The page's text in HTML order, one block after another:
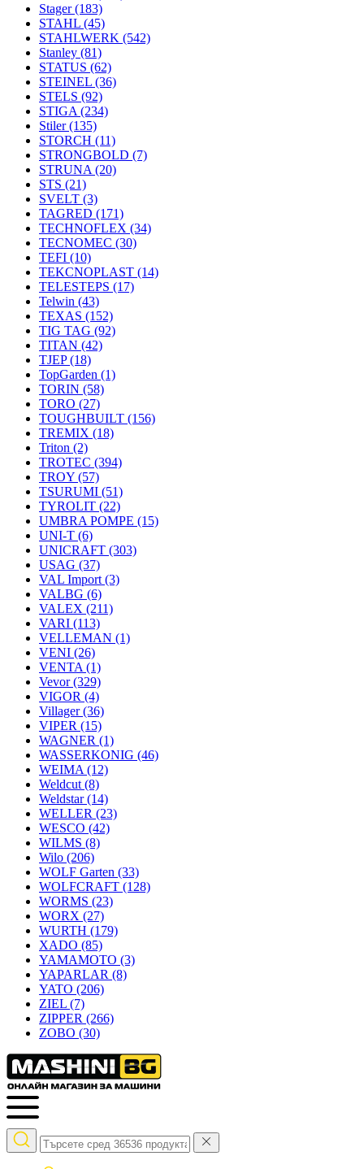
Stager(183)
STAHL (45)
STAHLWERK (542)
Stanley (81)
STATUS (62)
STEINEL (36)
STELS (92)
STIGA (234)
Stiler(135)
STORCH (11)
STRONGBOLD (7)
STRUNA (20)
STS (21)
SVELT (3)
TAGRED (171)
TECHNOFLEX (34)
TECNOMEC (30)
TEFI (10)
TEKCNOPLAST (14)
TELESTEPS (17)
Telwin (43)
TEXAS (152)
TIG TAG (92)
TITAN (42)
TJEP(18)
TopGarden (1)
TORIN (58)
TORO (27)
TOUGHBUILT (156)
TREMIX (18)
Triton (2)
TROTEC (394)
TROY (57)
TSURUMI (51)
TYROLIT (22)
UMBRA POMPE (15)
UNI-T (6)
UNICRAFT (303)
USAG (37)
VAL Import (3)
VALBG (6)
VALEX (211)
VARI (113)
VELLEMAN (1)
VENI (26)
VENTA (1)
Vevor(329)
VIGOR (4)
Villager(36)
VIPER (15)
WAGNER (1)
WASSERKONIG (46)
WEIMA (12)
Weldcut (8)
Weldstar(14)
WELLER (23)
WESCO (42)
WILMS (8)
Wilo (206)
WOLF Garten (33)
WOLFCRAFT (128)
WORMS (23)
WORX (27)
WURTH (179)
XADO (85)
YAMAMOTO (3)
YAPARLAR (8)
YATO (206)
ZIEL (7)
ZIPPER (266)
ZOBO (30)